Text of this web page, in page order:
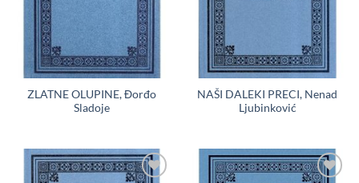
ZLATNE OLUPINE, Đorđo
Sladoje
NAŠI DALEKI PRECI, Nenad
Ljubinković